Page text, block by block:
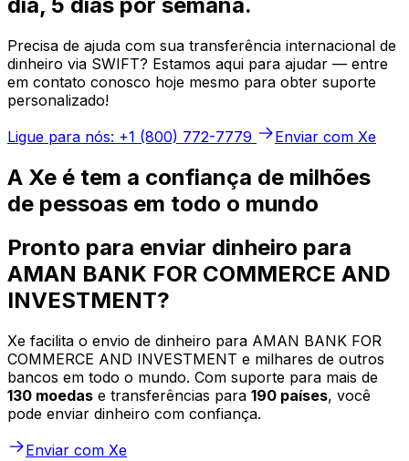
Precisa de ajuda com sua transferência internacional de
dinheiro via SWIFT? Estamos aqui para ajudar — entre
em contato conosco hoje mesmo para obter suporte
personalizado!
Ligue para nós: +1 (800) 772-7779
Enviar com Xe
A Xe é tem a confiança de milhões
de pessoas em todo o mundo
Pronto para enviar dinheiro para
AMAN BANK FOR COMMERCE AND
INVESTMENT?
Xe facilita o envio de dinheiro para AMAN BANK FOR
COMMERCE AND INVESTMENT e milhares de outros
bancos em todo o mundo. Com suporte para mais de
130 moedas e transferências para 190 países, você
pode enviar dinheiro com confiança.
Enviar com Xe